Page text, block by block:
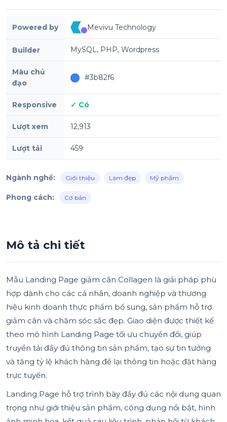
Powered by Mevivu Technology
Builder MySQL, PHP, Wordpress
Màu chủ
đạo
#3b82f6
Responsive ✓ Có
Lượt xem 12,913
Lượt tải 459
Ngành nghề: Giới thiệu Làm đẹp Mỹ phẩm
Phong cách: Cơ bản
Mô tả chi tiết
Mẫu Landing Page giảm cân Collagen là giải pháp phù
hợp dành cho các cá nhân, doanh nghiệp và thương
hiệu kinh doanh thực phẩm bổ sung, sản phẩm hỗ trợ
giảm cân và chăm sóc sắc đẹp. Giao diện được thiết kế
theo mô hình Landing Page tối ưu chuyển đổi, giúp
truyền tải đầy đủ thông tin sản phẩm, tạo sự tin tưởng
và tăng tỷ lệ khách hàng để lại thông tin hoặc đặt hàng
trực tuyến.
Landing Page hỗ trợ trình bày đầy đủ các nội dung quan
trọng như giới thiệu sản phẩm, công dụng nổi bật, hình